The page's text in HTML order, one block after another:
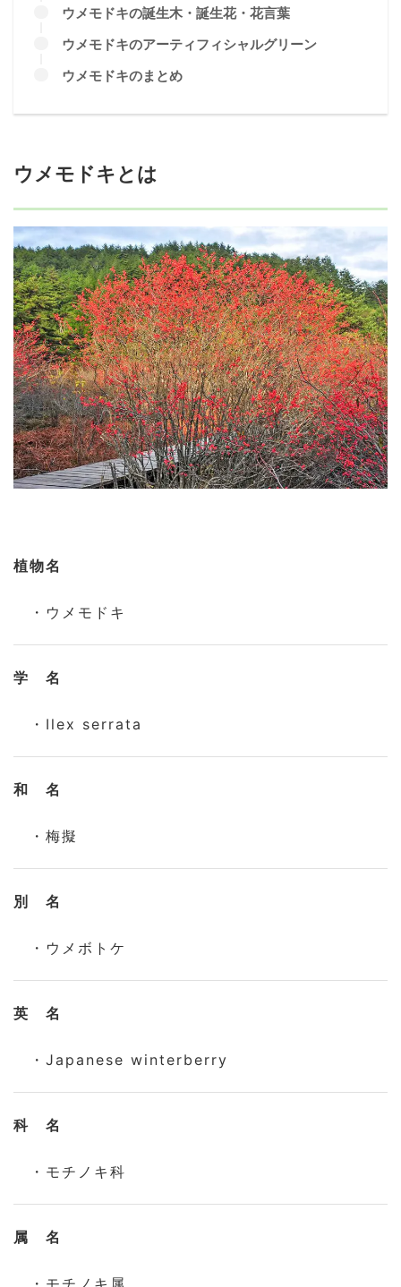
ウメモドキの誕生木・誕生花・花言葉
ウメモドキのアーティフィシャルグリーン
ウメモドキのまとめ
ウメモドキとは
植物名
・ウメモドキ
学 名
・Ilex serrata
和 名
・梅擬
別 名
・ウメボトケ
英 名
・Japanese winterberry
科 名
・モチノキ科
属 名
・モチノキ属